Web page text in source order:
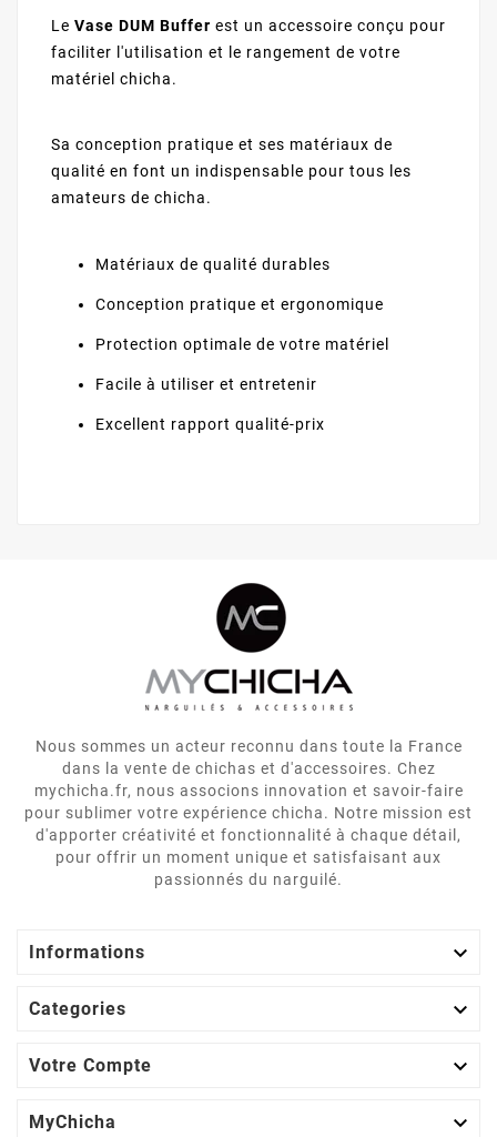
Le Vase DUM Buffer est un accessoire conçu pour
faciliter l'utilisation et le rangement de votre
matériel chicha.
Sa conception pratique et ses matériaux de
qualité en font un indispensable pour tous les
amateurs de chicha.
Matériaux de qualité durables
Conception pratique et ergonomique
Protection optimale de votre matériel
Facile à utiliser et entretenir
Excellent rapport qualité-prix
Nous sommes un acteur reconnu dans toute la France
dans la vente de chichas et d'accessoires. Chez
mychicha.fr, nous associons innovation et savoir-faire
pour sublimer votre expérience chicha. Notre mission est
d'apporter créativité et fonctionnalité à chaque détail,
pour offrir un moment unique et satisfaisant aux
passionnés du narguilé.
Informations 
Categories 
Votre Compte 
MyChicha 